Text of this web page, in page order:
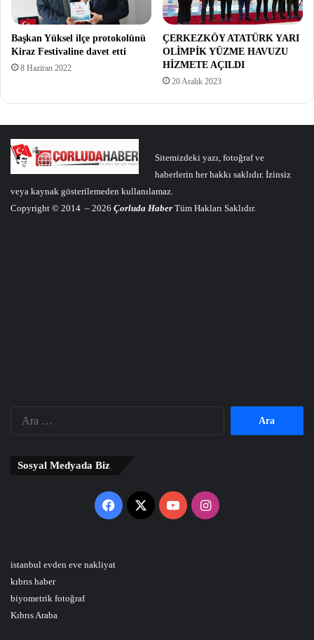
Başkan Yüksel ilçe protokolünü
Kiraz Festivaline davet etti
8 Haziran 2022
ÇERKEZKÖY ATATÜRK YARI
OLİMPİK YÜZME HAVUZU
HİZMETE AÇILDI
20 Aralık 2023
Sitemizdeki yazı, fotoğraf ve
haberlerin her hakkı saklıdır. İzinsiz
veya kaynak gösterilemeden kullanılamaz.
Copyright © 2014 – 2026 Çorluda Haber Tüm Hakları Saklıdır.
Sosyal Medyada Biz
Facebook
X YouTubeInstagram
istanbul evden eve nakliyat
kıbrıs haber
biyometrik fotoğraf
Kıbrıs Araba